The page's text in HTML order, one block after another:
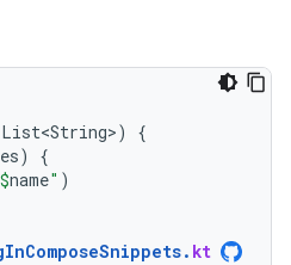
List<String>)
{
)
{
$name" )
. kt